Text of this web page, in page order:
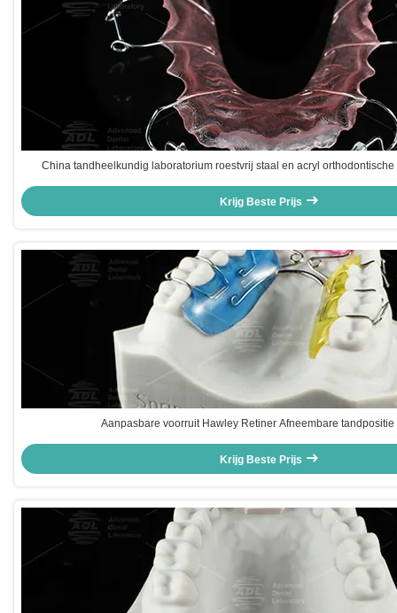
China tandheelkundig laboratorium roestvrij staal en acryl
Krijg Beste Prijs
Aanpasbare voorruit Hawley Retiner Afneembare tandpositie
Krijg Beste Prijs